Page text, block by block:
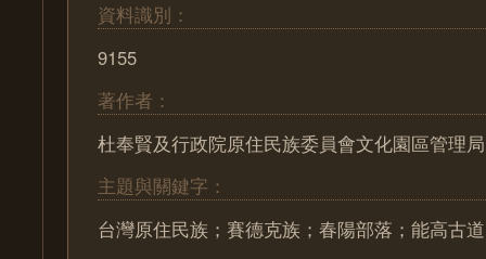
資料識別：
9155
著作者：
杜奉賢及行政院原住民族委員會文化園區管理局
主題與關鍵字：
台灣原住民族；賽德克族；春陽部落；能高古道